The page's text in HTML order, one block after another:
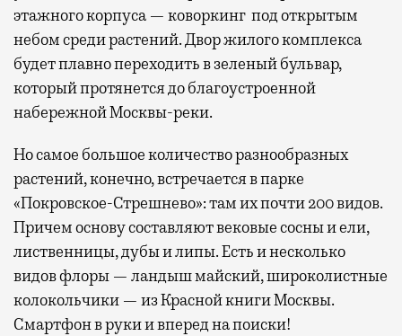
этажного корпуса — коворкинг под открытым
небом среди растений. Двор жилого комплекса
будет плавно переходить в зеленый бульвар,
который протянется до благоустроенной
набережной Москвы-реки.
Но самое большое количество разнообразных
растений, конечно, встречается в парке
«Покровское-Стрешнево»: там ихпочти 200 видов.
Причем основу составляют вековые сосны и ели,
лиственницы, дубы и липы. Есть и несколько
видов флоры — ландыш майский, широколистные
колокольчики — из Красной книги Москвы.
Смартфон в руки и вперед на поиски!